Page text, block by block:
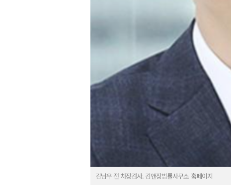
김남우 전 차장검사. 김앤장법률사무소 홈페이지